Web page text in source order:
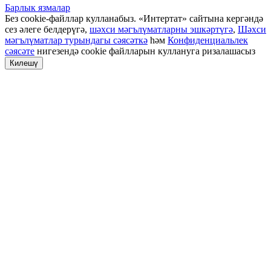
Барлык язмалар
Без cookie-файллар кулланабыз. «Интертат» сайтына кергәндә
сез әлеге белдерүгә, шәхси мәгълүматларны эшкәртүгә, Шәхси
мәгълүматлар турындагы сәясәткә һәм Конфиденциальлек
сәясәте нигезендә cookie файлларын куллануга ризалашасыз
Килешү